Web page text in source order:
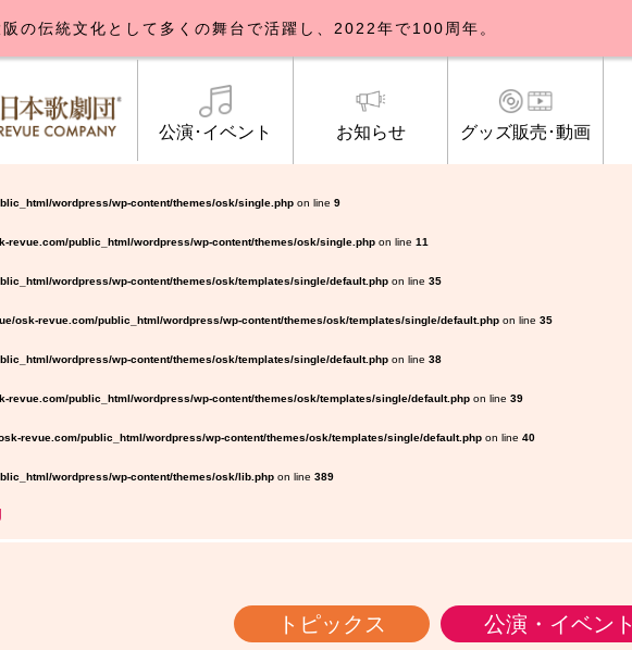
wordpress/wp-content/themes/osk/single.php on line 9
revue.com/public_html/wordpress/wp-content/themes/osk/single.php on line 11
wordpress/wp-content/themes/osk/templates/single/default.php on line 35
osk-revue.com/public_html/wordpress/wp-content/themes/osk/templates/single/default.php on line 35
wordpress/wp-content/themes/osk/templates/single/default.php on line 38
revue.com/public_html/wordpress/wp-content/themes/osk/templates/single/default.php on line 39
revue.com/public_html/wordpress/wp-content/themes/osk/templates/single/default.php on line 40
wordpress/wp-content/themes/osk/lib.php on line 389
の伝統文化として多くの舞台で活躍し、2022年で100周年。
公演･イベント
公演･イベント ブルックリンパーラー公演
お知らせ
お知らせ一覧 トピックス
グッズ販売･動画
公式グッズ販売
OSK日本歌劇団について 研修生募集について
トピックス 公演・イベント